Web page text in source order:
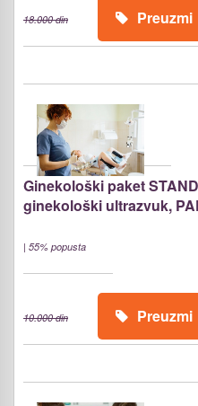
18.000 din Preuzmi
Ginekološki paket
ginekološki ultrazvuk,
| 55% popusta
10.000 din Preuzmi